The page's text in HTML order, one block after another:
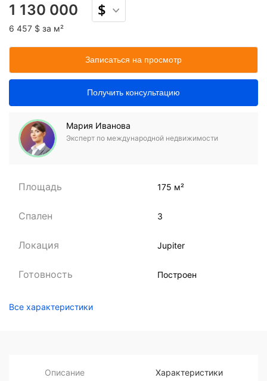
1 130 000
6 457 $ за м²
Записаться на просмотр
Получить консультацию
Мария Иванова
Эксперт по международной недвижимости
Площадь 175 м²
Спален 3
Локация Jupiter
Готовность Построен
Все характеристики
Описание Характеристики